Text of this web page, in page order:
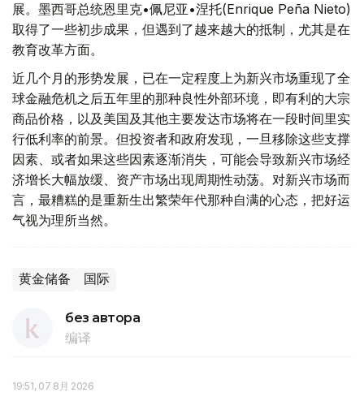
展。墨西哥总统恩里克•佩尼亚•涅托(Enrique Peña Nieto)
取得了一些初步成果，但遇到了越来越大的抵制，尤其是在
教育改革方面。
近几个月的形势发展，已在一定程度上为新兴市场重现了全
球金融危机之后五年里的那种良性外部环境，即有利的大宗
商品价格，以及美国及其他主要发达市场将在一段时间里实
行低利率的前景。但投资者和政府发现，一旦移除这些支撑
因素、或者如果这些因素逐渐消失，可能会导致新兴市场经
济增长大幅放缓、资产市场出现周期性动荡。对新兴市场而
言，最糟糕的是重新生出繁荣年代那种自满的心态，把好运
气视为理所当然。
黄金储备 国际
без автора
编译
19:51, 07 8月 2026